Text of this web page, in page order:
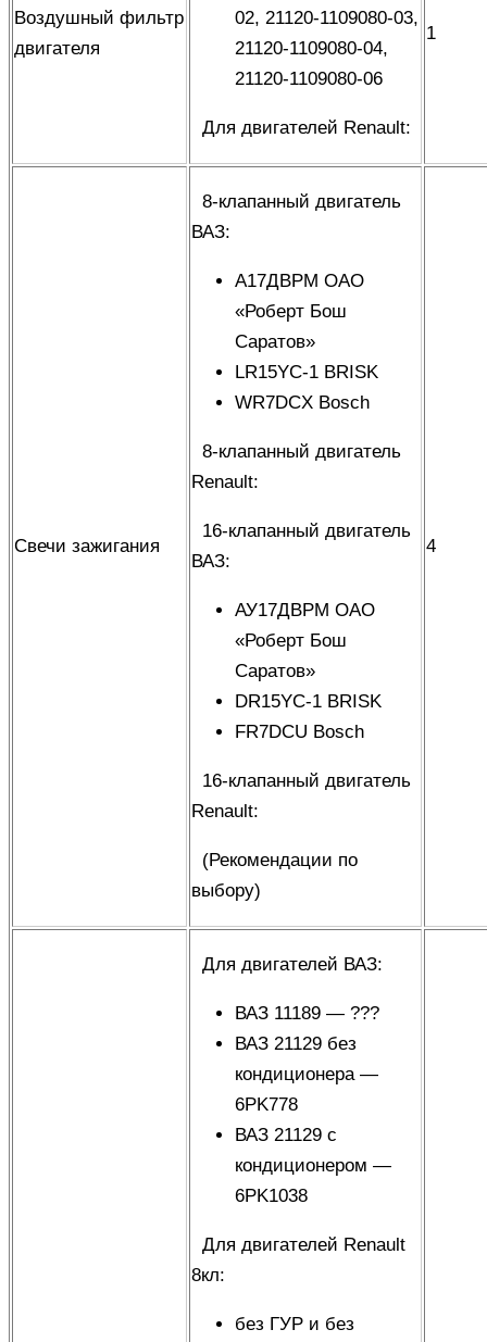
Воздушный фильтр
двигателя
02, 21120-1109080-03,
21120-1109080-04,
21120-1109080-06
Для двигателей Renault:
1
Свечи зажигания
8-клапанный двигатель
ВАЗ:
А17ДВРМ ОАО
«Роберт Бош
Саратов»
LR15YC-1 BRISK
WR7DCX Bosch
8-клапанный двигатель
Renault:
16-клапанный двигатель
ВАЗ:
АУ17ДВРМ ОАО
«Роберт Бош
Саратов»
DR15YC-1 BRISK
FR7DCU Bosch
16-клапанный двигатель
Renault:
(Рекомендации по
выбору)
4
Для двигателей ВАЗ:
ВАЗ 11189 — ???
ВАЗ 21129 без
кондиционера —
6PK778
ВАЗ 21129 с
кондиционером —
6PK1038
Для двигателей Renault
8кл:
без ГУР и без